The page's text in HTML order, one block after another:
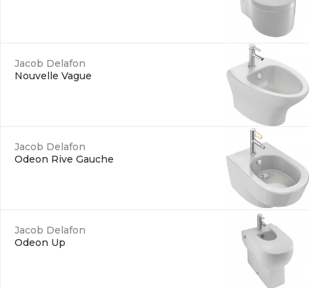
Jacob Delafon
Nouvelle Vague
Jacob Delafon
Odeon Rive Gauche
Jacob Delafon
Odeon Up